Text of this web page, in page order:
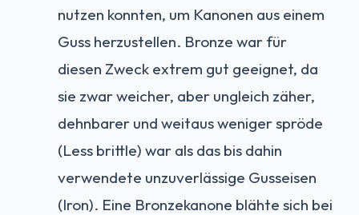
nutzen konnten, um Kanonen aus einem
Guss herzustellen. Bronze war für
diesen Zweck extrem gut geeignet, da
sie zwar weicher, aber ungleich zäher,
dehnbarer und weitaus weniger spröde
(Less brittle) war als das bis dahin
verwendete unzuverlässige Gusseisen
(Iron). Eine Bronzekanone blähte sich bei